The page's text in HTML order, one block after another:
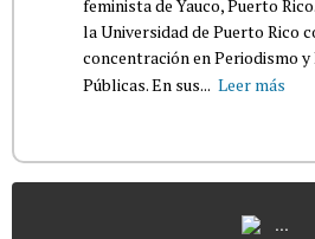
feminista de Yauco, Puerto
la Universidad de Puerto Rico
concentración en Periodismo y
Públicas. En sus... Leer más
...